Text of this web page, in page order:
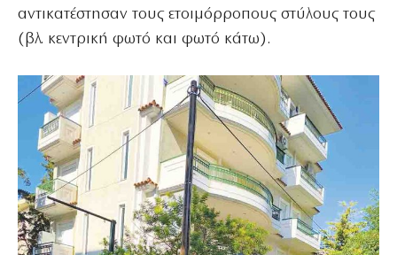
αντικατέστησαν τους ετοιμόρροπους στύλους τους
(βλ. κεντρική φωτό και φωτό κάτω).